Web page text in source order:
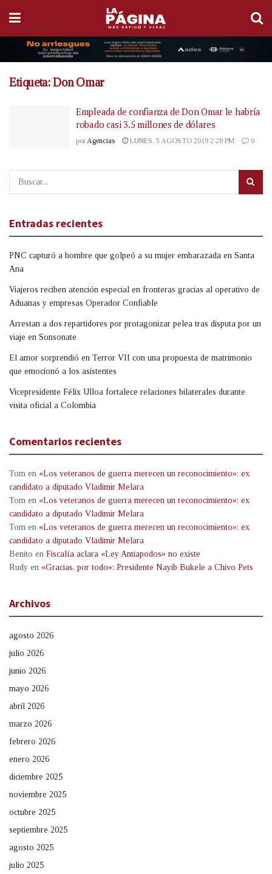
Etiqueta:Don Omar
Empleada de confianza de Don Omar le habría
robado casi 3.5 millones de dólares
por Agencias LUNES, 5 AGOSTO 2019 2:28 PM 0
Entradas recientes
PNC capturó a hombre que golpeó a su mujer embarazada en Santa
Ana
Viajeros reciben atención especial en fronteras gracias al operativo de
Aduanas y empresas Operador Confiable
Arrestan a dos repartidores por protagonizar pelea tras disputa por un
viaje en Sonsonate
El amor sorprendió en Terror VII con una propuesta de matrimonio
que emocionó a los asistentes
Vicepresidente Félix Ulloa fortalece relaciones bilaterales durante
visita oficial a Colombia
Comentarios recientes
Tom en «Los veteranos de guerra merecen un reconocimiento»: ex
candidato a diputado Vladimir Melara
Tom en «Los veteranos de guerra merecen un reconocimiento»: ex
candidato a diputado Vladimir Melara
Tom en «Los veteranos de guerra merecen un reconocimiento»: ex
candidato a diputado Vladimir Melara
Benito en Fiscalía aclara «Ley Antiapodos» no existe
Rudy en «Gracias, por todo»: Presidente Nayib Bukele a Chivo Pets
Archivos
agosto 2026
julio 2026
junio 2026
mayo 2026
abril 2026
marzo 2026
febrero 2026
enero 2026
diciembre 2025
noviembre 2025
octubre 2025
septiembre 2025
agosto 2025
julio 2025